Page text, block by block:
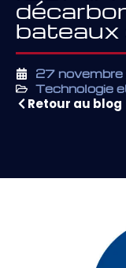
bateaux
27
Technologie
Retour au blog